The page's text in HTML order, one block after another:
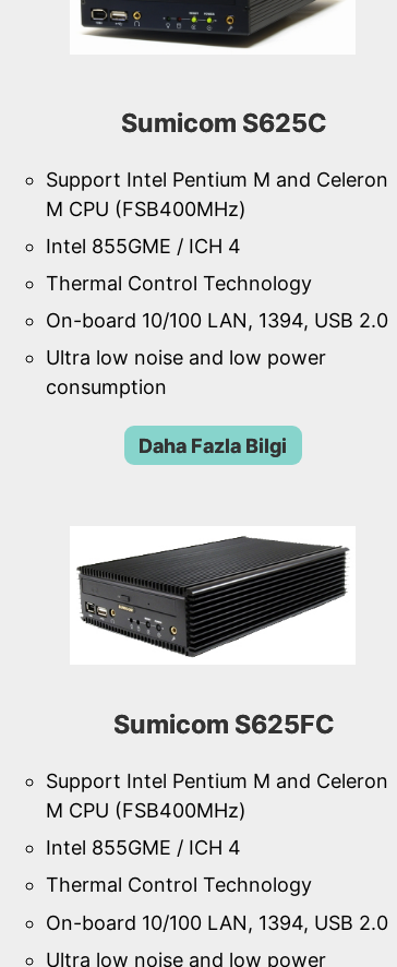
Sumicom S625C
Support Intel Pentium M and Celeron
M CPU (FSB400MHz)
Intel 855GME / ICH 4
Thermal Control Technology
On-board 10/100 LAN, 1394, USB 2.0
Ultra low noise and low power
consumption
Daha Fazla Bilgi
Sumicom S625FC
Support Intel Pentium M and Celeron
M CPU (FSB400MHz)
Intel 855GME / ICH 4
Thermal Control Technology
On-board 10/100 LAN, 1394, USB 2.0
Ultra low noise and low power